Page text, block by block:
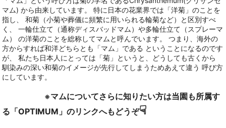
マム) から由来しています。 特に日本の花業界では「洋菊」のことを
指し、 和菊（小菊や葬儀に頻繁に用いられる輪菊など）と区別すべ
く、 一輪仕立て（通称ディスバッドマム）や多輪仕立て（スプレーマ
ム） の洋菊のことを総称してマムと呼んでいます。 つまり、海外の
方からすれば和洋どちらとも「マム」である ということになるのです
が、 私たち日本人にとっては「菊」というと、どうしても古くから
馴染みの深い和菊のイメージが先行してしまうためあえて違う 呼び方
にしています。
※マムについてさらに知りたい方は当園も所属す
る「OPTIMUM」のリンクへもどうぞ☟